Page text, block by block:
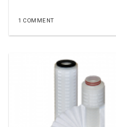
1 COMMENT